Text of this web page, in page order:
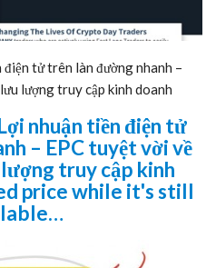
điện tử trên làn đường nhanh –
lượng truy cập kinh doanh
nhuận tiền điện tử
– EPC tuyệt vời về
truy cập kinh
price while it's still